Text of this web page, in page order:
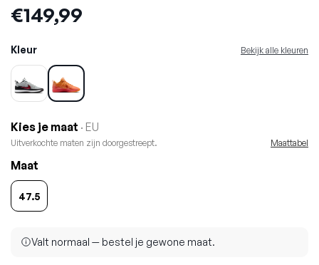
Prijs:
€149,99
Kleur Bekijk alle kleuren
Kies je maat · EU
Uitverkochte maten zijn doorgestreept. Maattabel
Maat
47.5
Valt normaal — bestel je gewone maat.